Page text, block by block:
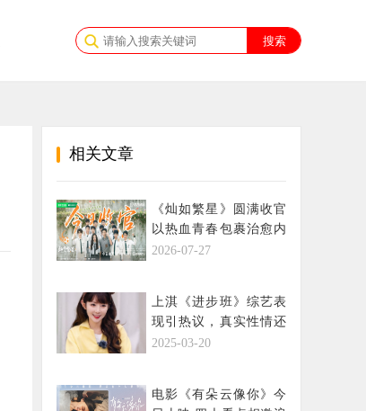
相关文章
《灿如繁星》圆满收官
以热血青春包裹治愈内
核树立口碑新标杆
2026-07-27
上淇《进步班》综艺表
现引热议，真实性情还
是博眼球？
2025-03-20
电影《有朵云像你》今